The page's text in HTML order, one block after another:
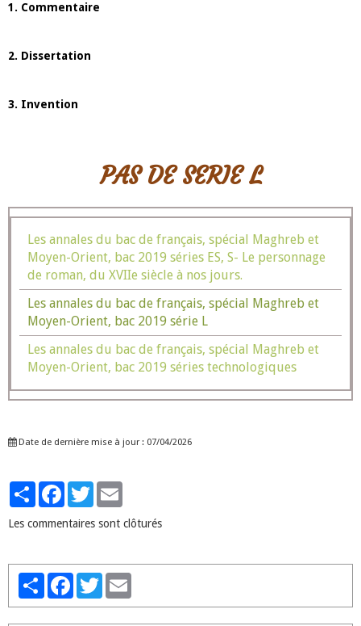
1. Commentaire
2. Dissertation
3. Invention
PAS DE SERIE L
Les annales du bac de français, spécial Maghreb et
Moyen-Orient, bac 2019 séries ES, S- Le personnage
de roman, du XVIIe siècle à nos jours.
Les annales du bac de français, spécial Maghreb et
Moyen-Orient, bac 2019 série L
Les annales du bac de français, spécial Maghreb et
Moyen-Orient, bac 2019 séries technologiques
Date de dernière mise à jour : 07/04/2026
PartagerFacebookTwitter
Les commentaires sont clôturés
PartagerFacebookTwitter